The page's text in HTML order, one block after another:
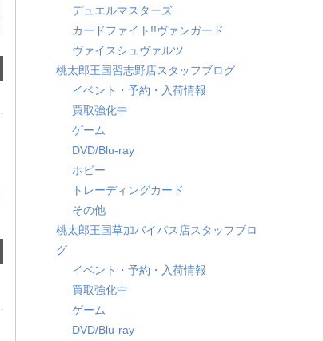
デュエルマスターズ
カードファイト!!ヴァンガード
ヴァイスシュヴァルツ
桃太郎王国習志野店スタッフブログ
イベント・予約・入荷情報
買取強化中
ゲーム
DVD/Blu-ray
ホビー
トレーディングカード
その他
桃太郎王国草加バイパス店スタッフブロ
グ
イベント・予約・入荷情報
買取強化中
ゲーム
DVD/Blu-ray